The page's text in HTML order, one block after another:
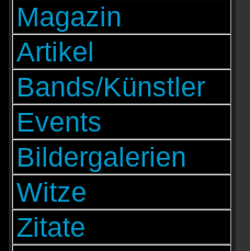
Magazin
Artikel
Bands/Künstler
Events
Bildergalerien
Witze
Zitate